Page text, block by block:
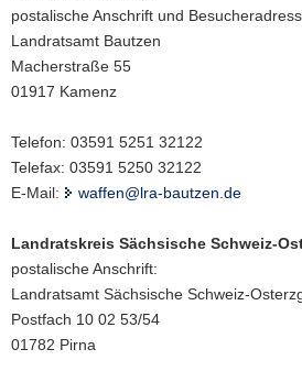
postalische Anschrift und
Landratsamt Bautzen
Macherstraße 55
01917 Kamenz
Telefon: 03591 5251 32122
Telefax: 03591 5250 32122
E-Mail:
waffen@lra-bautzen.de
Landratskreis Sächsische Schweiz-
postalische Anschrift:
Landratsamt Sächsische Schweiz-
Postfach 10 02 53/54
01782 Pirna